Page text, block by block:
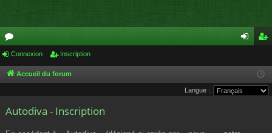
or
u
s
cri
pti
Connexion Inscription
Accueil du forum
Langue :
Autodiva - Inscription